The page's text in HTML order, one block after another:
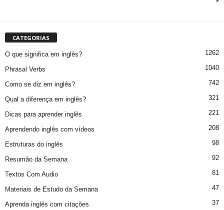
CATEGORIAS
O que significa em inglês? 1262
Phrasal Verbs 1040
Como se diz em inglês? 742
Qual a diferença em inglês? 321
Dicas para aprender inglês 221
Aprendendo inglês com vídeos 208
Estruturas do inglês 98
Resumão da Semana 92
Textos Com Audio 81
Materiais de Estudo da Semana 47
Aprenda inglês com citações 37